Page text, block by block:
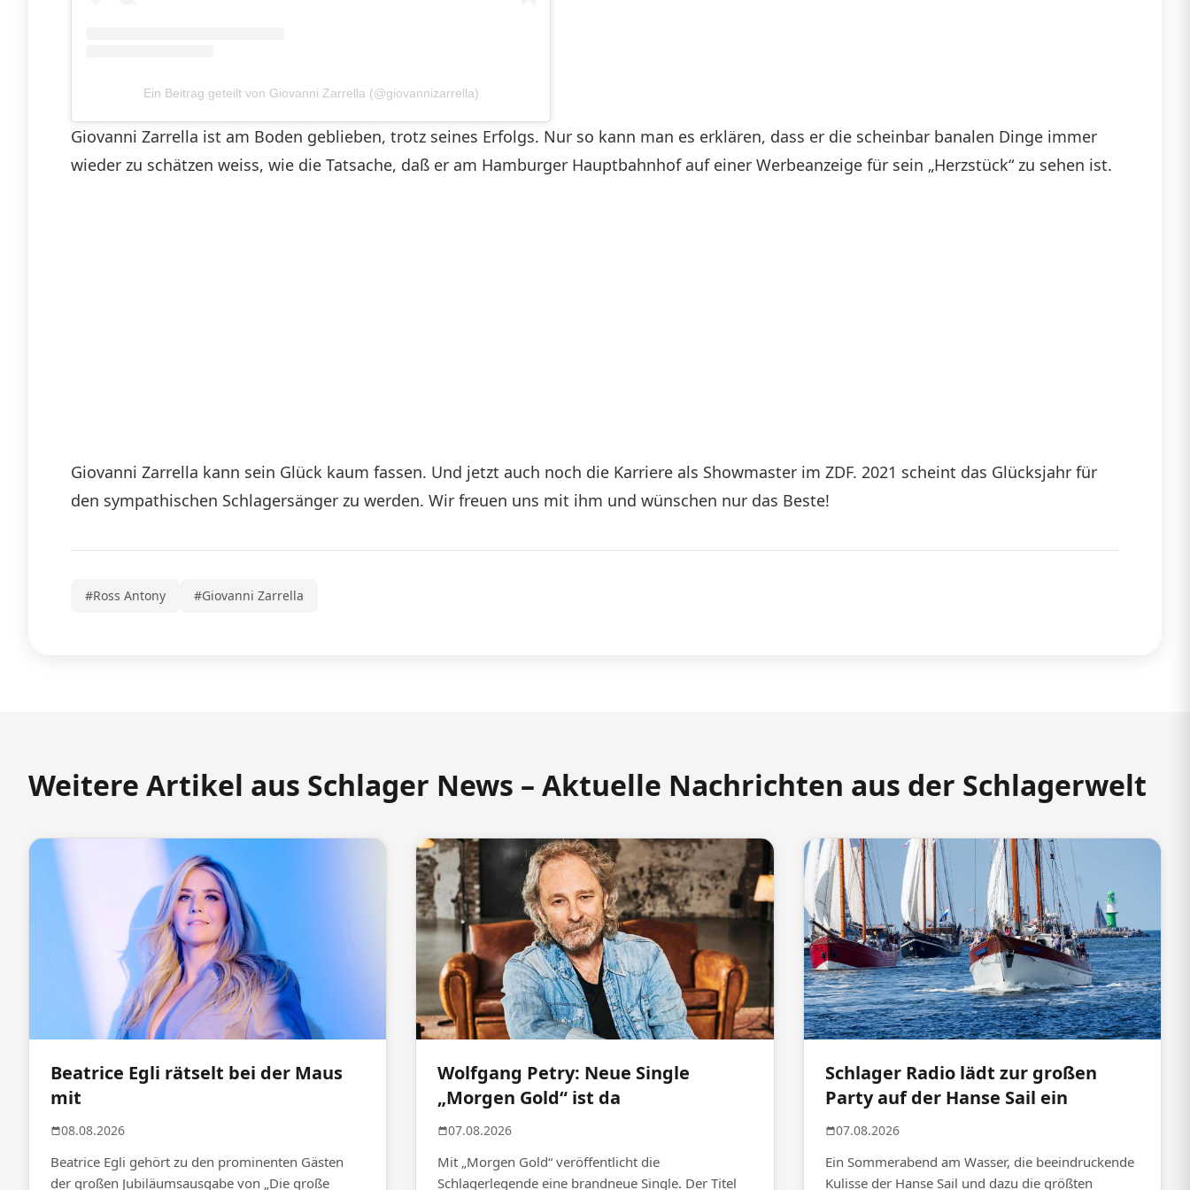
Ein Beitrag geteilt von Giovanni Zarrella (@giovannizarrella)
Giovanni Zarrella ist am Boden geblieben, trotz seines Erfolgs. Nur so kann man es erklären, dass er die scheinbar banalen Dinge immer
wieder zu schätzen weiss, wie die Tatsache, daß er am Hamburger Hauptbahnhof auf einer Werbeanzeige für sein „Herzstück“ zu sehen ist.
Giovanni Zarrella kann sein Glück kaum fassen. Und jetzt auch noch die Karriere als Showmaster im ZDF. 2021 scheint das Glücksjahr für
den sympathischen Schlagersänger zu werden. Wir freuen uns mit ihm und wünschen nur das Beste!
#Ross Antony #Giovanni Zarrella
Weitere Artikel aus Schlager News – Aktuelle Nachrichten aus der Schlagerwelt
Beatrice Egli rätselt bei der Maus
mit
08.08.2026
Beatrice Egli gehört zu den prominenten Gästen
der großen Jubiläumsausgabe von „Die große
Wolfgang Petry: Neue Single
„Morgen Gold“ ist da
07.08.2026
Mit „Morgen Gold“ veröffentlicht die
Schlagerlegende eine brandneue Single. Der Titel
Schlager Radio lädt zur großen
Party auf der Hanse Sail ein
07.08.2026
Ein Sommerabend am Wasser, die beeindruckende
Kulisse der Hanse Sail und dazu die größten